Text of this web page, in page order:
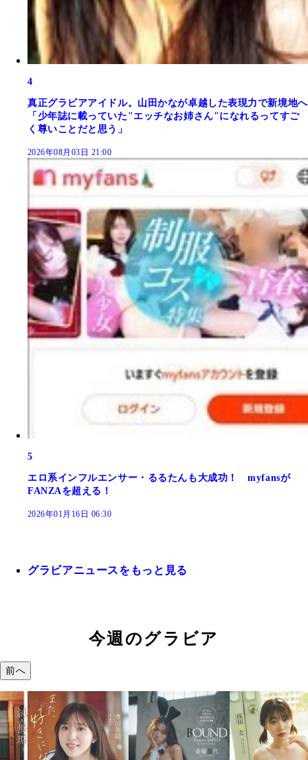
4
真正グラビアアイドル。山田かなが卓越した表現力で新境地へ
「少年誌に載っていた"エッチなお姉さん"になれるってすご
く尊いことだと思う」
2026年08月03日 21:00
5
エロ系インフルエンサー・るるたんも大成功！ myfansが
FANZAを超える！
2026年01月16日 06:30
グラビアニュースをもっと見る
今週のグラビア
前へ